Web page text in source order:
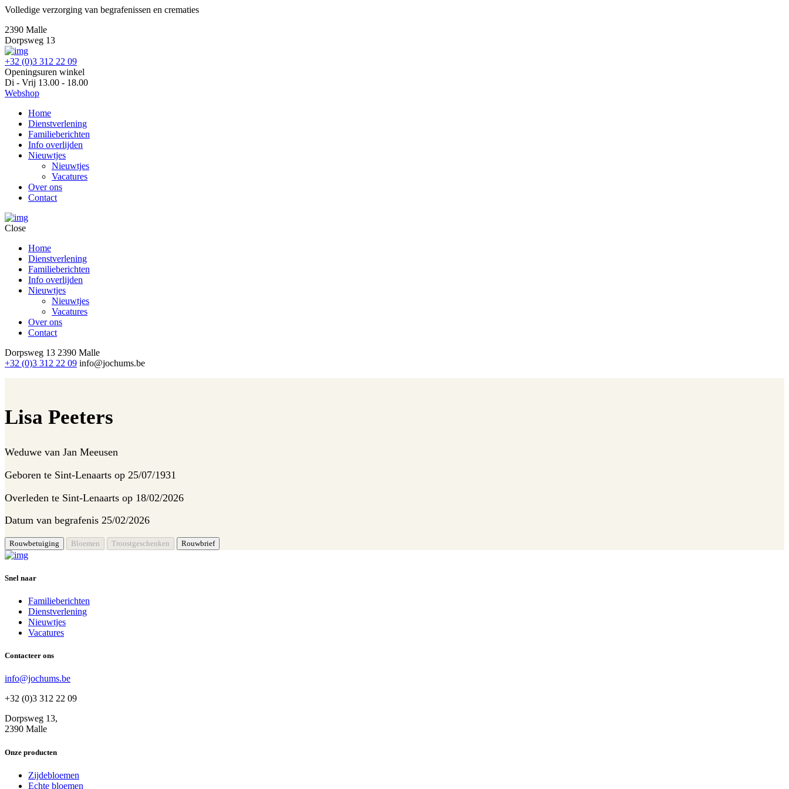
Volledige verzorging van begrafenissen en crematies
2390 Malle
Dorpsweg 13
+32 (0)3 312 22 09
Openingsuren winkel
Di - Vrij 13.00 - 18.00
Webshop
Home
Dienstverlening
Familieberichten
Info overlijden
Nieuwtjes
Nieuwtjes
Vacatures
Over ons
Contact
Close
Home
Dienstverlening
Familieberichten
Info overlijden
Nieuwtjes
Nieuwtjes
Vacatures
Over ons
Contact
Dorpsweg 13 2390 Malle
+32 (0)3 312 22 09 info@jochums.be
Lisa Peeters
Weduwe van Jan Meeusen
Geboren te Sint-Lenaarts op 25/07/1931
Overleden te Sint-Lenaarts op 18/02/2026
Datum van begrafenis 25/02/2026
Snel naar
Familieberichten
Dienstverlening
Nieuwtjes
Vacatures
Contacteer ons
info@jochums.be
+32 (0)3 312 22 09
Dorpsweg 13,
2390 Malle
Onze producten
Zijdebloemen
Echte bloemen